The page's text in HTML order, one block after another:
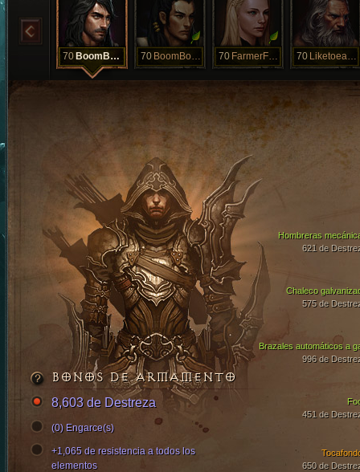
70 BoomBoom 70 BoomBoomDave 70 FarmerFran 70 Liketoeatpie
Chaleco
575 de
Brazales automáticos a
996 de
Hombreras
621 de
650 de
451 de
BONOS DE ARMAMENTO
8,603 de Destreza
(0) Engarce(s)
+1,065 de resistencia a todos los
elementos